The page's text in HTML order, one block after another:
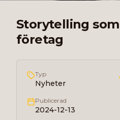
Storytelling
företag
Typ
Nyheter
Publicerad
2024-12-13